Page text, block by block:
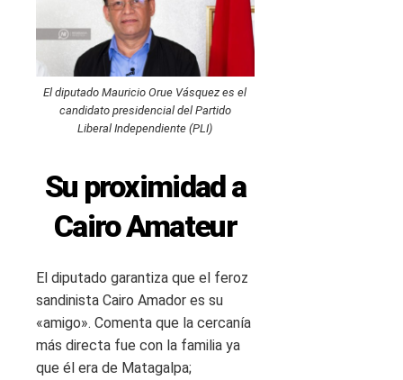
El diputado Mauricio Orue Vásquez es el
candidato presidencial del Partido
Liberal Independiente (PLI)
Su proximidad a
Cairo Amateur
El diputado garantiza que el feroz
sandinista Cairo Amador es su
«amigo». Comenta que la cercanía
más directa fue con la familia ya
que él era de Matagalpa;